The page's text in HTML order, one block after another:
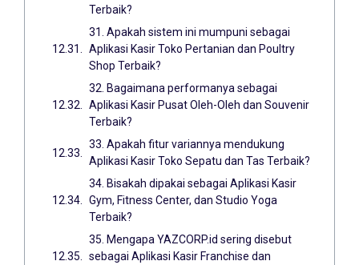
Terbaik?
31. Apakah sistem ini mumpuni sebagai
Aplikasi Kasir Toko Pertanian dan Poultry
Shop Terbaik?
32. Bagaimana performanya sebagai
Aplikasi Kasir Pusat Oleh-Oleh dan Souvenir
Terbaik?
33. Apakah fitur variannya mendukung
Aplikasi Kasir Toko Sepatu dan Tas Terbaik?
34. Bisakah dipakai sebagai Aplikasi Kasir
Gym, Fitness Center, dan Studio Yoga
Terbaik?
35. Mengapa YAZCORP.id sering disebut
sebagai Aplikasi Kasir Franchise dan